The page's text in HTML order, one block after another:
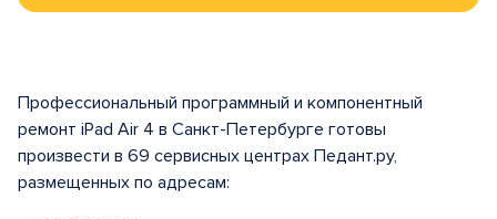
Профессиональный программный и компонентный
ремонт iPad Air 4 в Санкт-Петербурге готовы
произвести в 69 сервисных центрах Педант.ру,
размещенных по адресам: